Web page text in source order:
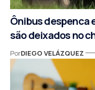
Ônibus despenca
são deixados no
PorDIEGO VELÁZQUEZ